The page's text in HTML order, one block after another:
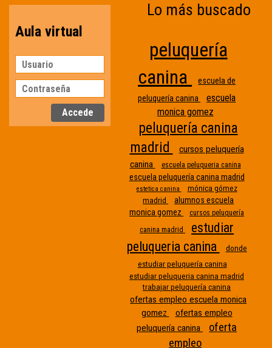
Aula virtual
Lo más buscado
peluquería
canina
escuela de
peluquería canina
escuela
monica gomez
peluquería canina
madrid
cursos peluquería
canina
escuela peluqueria canina
escuela peluquería canina madrid
estetica canina
mónica gómez
madrid
alumnos escuela
monica gomez
cursos peluquería
canina madrid
estudiar
peluqueria canina
donde
estudiar peluquería canina
sin
nombre
estudiar peluqueria canina madrid
trabajar peluquería canina
ofertas empleo escuela monica
gomez
ofertas empleo
peluquería canina
oferta
empleo